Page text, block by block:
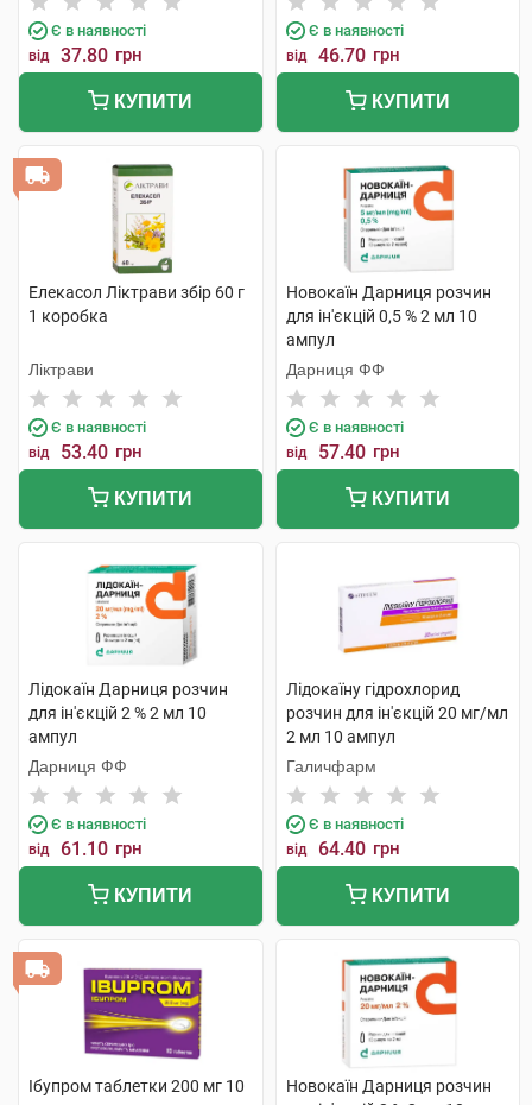
Є в наявності
від 37.80 грн
КУПИТИ
Є в наявності
від 46.70 грн
КУПИТИ
Елекасол Ліктрави збір 60 г
1 коробка
Ліктрави
Є в наявності
від 53.40 грн
КУПИТИ
Новокаїн Дарниця розчин
для ін'єкцій 0,5 % 2 мл 10
ампул
Дарниця ФФ
Є в наявності
від 57.40 грн
КУПИТИ
Лідокаїн Дарниця розчин
для ін'єкцій 2 % 2 мл 10
ампул
Дарниця ФФ
Є в наявності
від 61.10 грн
КУПИТИ
Лідокаїну гідрохлорид
розчин для ін'єкцій 20 мг/мл
2 мл 10 ампул
Галичфарм
Є в наявності
від 64.40 грн
КУПИТИ
Ібупром таблетки 200 мг 10
Новокаїн Дарниця розчин